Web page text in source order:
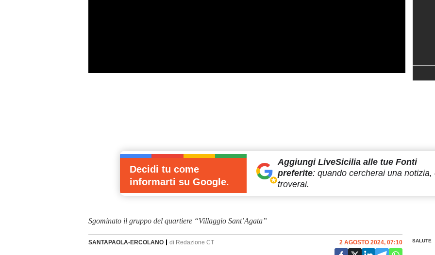
Decidi tu come
informarti su Google.
Aggiungi LiveSiciliaalle tue Fonti
preferite: quando cercheraiuna notizia,
troverai.
Sgominato il gruppo del quartiere “Villaggio Sant’Agata”
SANTAPAOLA-ERCOLANO di Redazione CT 2 AGOSTO 2024, 07:10 SALUTE